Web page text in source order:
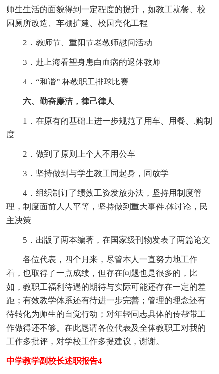
师生生活的面貌得到一定程度的提升，如教工就餐、校
园厕所改造、车棚扩建、校园亮化工程
2．教师节、重阳节老教师慰问活动
3．赴上海看望身患白血病的退休教师
4．“和谐” 杯教职工排球比赛
六、勤奋廉洁，律己律人
1．在原有的基础上进一步规范了用车、用餐、.购制
度
2．做到了原则上个人不用公车
3．坚持做到与学生教工同起身，同放学
4．组织制订了绩效工资发放办法，坚持用制度管
理，制度面前人人平等，坚持做到重大事件.体讨论，民
主决策
5．出版了两本编著，在国家级刊物发表了两篇论文
各位代表，四个月来，尽管本人一直努力地工作
着，也取得了一点成绩，但存在问题也是很多的，比
如，教职工福利待遇的期待与实际可能还存在一定的差
距；有效教学体系还有待进一步完善；管理的理念还有
待转化为师生的自觉行动；对年轻同志具体的传帮带工
作做得还不够。在此恳请各位代表及全体教职工对我的
工作多批评，对学校工作多提建议，谢谢。
中学教学副校长述职报告4